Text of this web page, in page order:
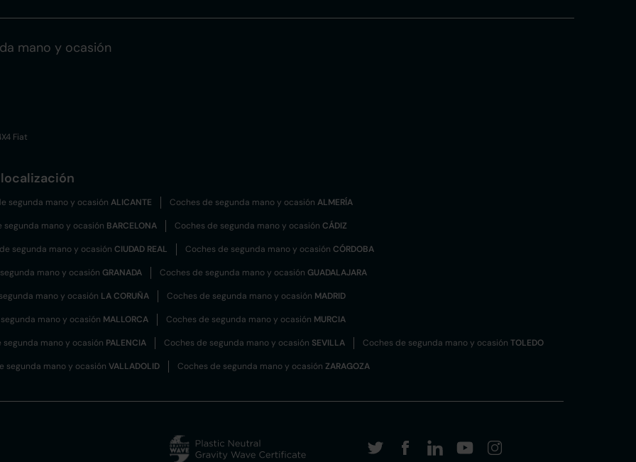
mano y ocasión
Fiat
segunda mano y ocasión ALICANTE Coches de segunda mano y ocasión ALMERÍA
segunda mano y ocasión BARCELONA Coches de segunda mano y ocasión CÁDIZ
segunda mano y ocasión CIUDAD REAL Coches de segunda mano y ocasión CÓRDOBA
mano y ocasión GRANADA Coches de segunda mano y ocasión GUADALAJARA
mano y ocasión LA CORUÑA Coches de segunda mano y ocasión MADRID
mano y ocasión MALLORCA Coches de segunda mano y ocasión MURCIA
segunda mano y ocasión PALENCIA Coches de segunda mano y ocasión SEVILLA Coches de segunda mano y ocasión TOLEDO
segunda mano y ocasión VALLADOLID Coches de segunda mano y ocasión ZARAGOZA